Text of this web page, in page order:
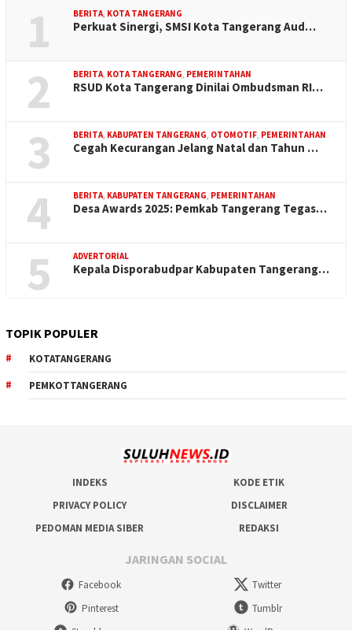
1 BERITA, KOTA TANGERANG
Perkuat Sinergi, SMSI Kota Tangerang Aud…
2 BERITA, KOTA TANGERANG, PEMERINTAHAN
RSUD Kota Tangerang Dinilai Ombudsman RI…
3 BERITA, KABUPATEN TANGERANG, OTOMOTIF, PEMERINTAHAN
Cegah Kecurangan Jelang Natal dan Tahun …
4 BERITA, KABUPATEN TANGERANG, PEMERINTAHAN
Desa Awards 2025: Pemkab Tangerang Tegas…
5 ADVERTORIAL
Kepala Disporabudpar Kabupaten Tangerang…
TOPIK POPULER
KOTATANGERANG
PEMKOTTANGERANG
INDEKS
KODE ETIK
PRIVACY POLICY
DISCLAIMER
PEDOMAN MEDIA SIBER
REDAKSI
JARINGAN SOCIAL
Facebook
Twitter
Pinterest
Tumblr